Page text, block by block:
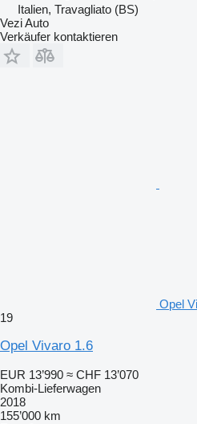
Italien, Travagliato (BS)
Vezi Auto
Verkäufer kontaktieren
Opel
19
Opel Vivaro 1.6
EUR 13’990 ≈ CHF 13’070
Kombi-Lieferwagen
2018
155’000 km